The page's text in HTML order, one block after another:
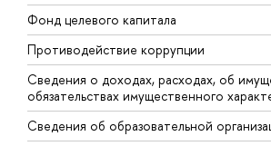
Фонд целевого капитала
Противодействие коррупции
Сведения о доходах, расходах, об
обязательствах имущественного
Сведения об образовательной